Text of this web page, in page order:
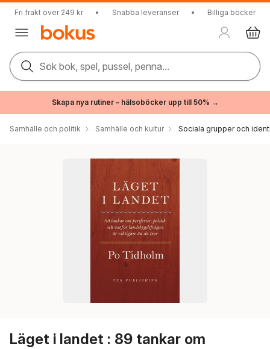
Fri frakt över 249 kr • Snabba leveranser • Billiga böcker
Sök bok, spel, pussel, penna...
Skapa nya rutiner – hälsoböcker upp till 50% →
Samhälle och politik Samhälle och kultur Sociala grupper och
Läget i landet : 89 tankar om